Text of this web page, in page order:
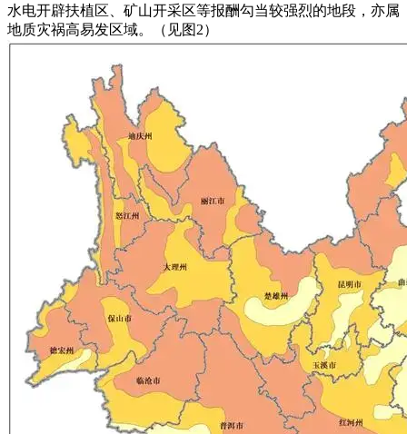
水电开辟扶植区、矿山开采区等报酬勾当较强烈的地段，亦属
地质灾祸高易发区域。（见图2）